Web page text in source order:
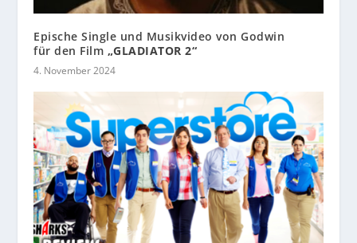
Epische Single und Musikvideo von Godwin
für den Film „GLADIATOR 2“
4. November 2024